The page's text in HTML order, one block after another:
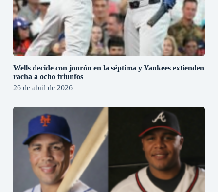
Wells decide con jonrón en la séptima y Yankees extienden
racha a ocho triunfos
26 de abril de 2026